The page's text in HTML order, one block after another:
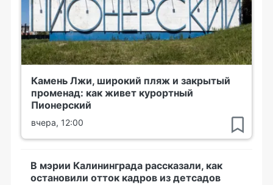
Камень Лжи, широкий пляж и закрытый
променад: как живет курортный
Пионерский
вчера, 12:00
В мэрии Калининграда рассказали, как
остановили отток кадров из детсадов